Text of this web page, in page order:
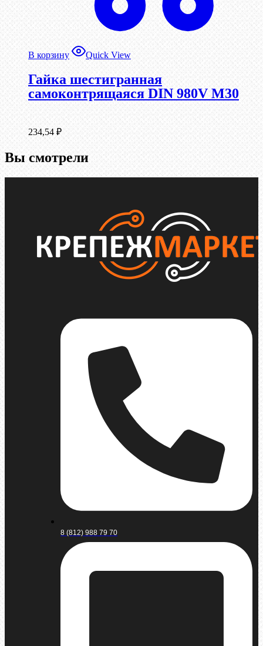
В корзину Quick View
Гайка шестигранная
самоконтрящаяся DIN 980V М30
234,54 ₽
Вы смотрели
8 (812) 988 79 70